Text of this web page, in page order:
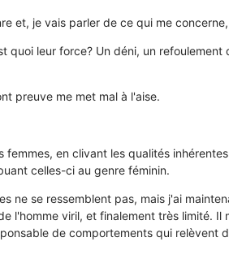
et, je vais parler de ce qui me
quoi leur force? Un déni, un refoulement
preuve me met mal à l'aise.
en clivant les qualités
celles-ci au genre féminin.
ne se ressemblent pas, mais j'ai
l'homme viril, et finalement très limité. Il
de comportements qui relèvent